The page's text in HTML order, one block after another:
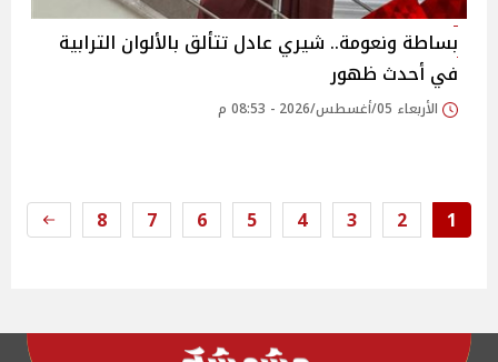
بساطة ونعومة.. شيري عادل تتألق بالألوان الترابية
في أحدث ظهور
الأربعاء 05/أغسطس/2026 - 08:53 م
1
2
3
4
5
6
7
8